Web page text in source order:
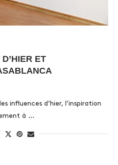
ET
influences d’hier, l’inspiration
à …